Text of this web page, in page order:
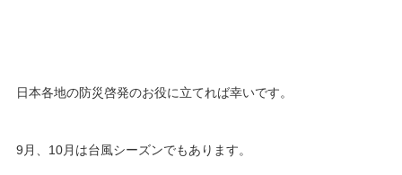
日本各地の防災啓発のお役に立てれば幸いです。
9月、10月は台風シーズンでもあります。